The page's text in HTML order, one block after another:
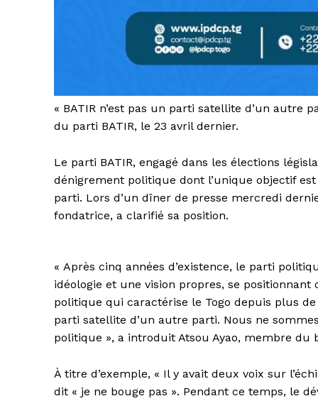
« BATIR n’est pas un parti satellite d’un
du parti BATIR, le 23 avril dernier.
Le parti BATIR, engagé dans les élections
dénigrement politique dont l’unique objectif
parti. Lors d’un dîner de presse mercredi
fondatrice, a clarifié sa position.
« Après cinq années d’existence, le parti
idéologie et une vision propres, se
politique qui caractérise le Togo depuis plus
parti satellite d’un autre parti. Nous ne
politique », a introduit Atsou Ayao, membre
À titre d’exemple, « Il y avait deux voix sur
dit « je ne bouge pas ». Pendant ce temps, le